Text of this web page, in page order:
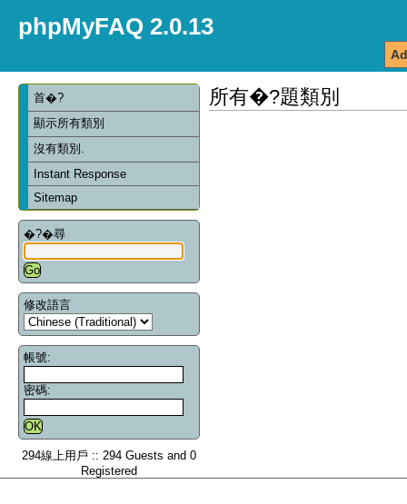
phpMyFAQ 2.0.13
首�?
顯示所有類別
沒有類別.
Instant Response
Sitemap
�?�尋
修改語言
帳號:
密碼:
294線上用戶 :: 294 Guests and 0
Registered
所有�?題類別